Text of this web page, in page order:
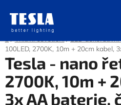
obsah
/ Vnitřní osvětlení / LED
100LED, 2700K, 10m + 20cm kabel,
Tesla - nano
2700K, 10m +
3x AA baterie,